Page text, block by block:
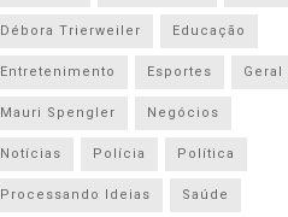
Débora Trierweiler Educação
Entretenimento Esportes Geral
Mauri Spengler Negócios
Notícias Polícia Política
Processando Ideias Saúde